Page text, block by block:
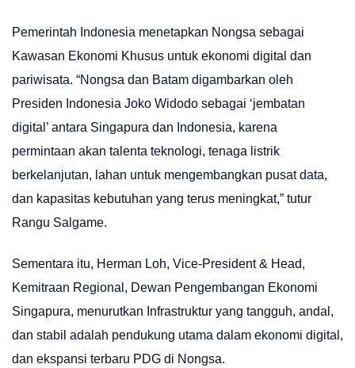
Pemerintah Indonesia menetapkan Nongsa sebagai
Kawasan Ekonomi Khusus untuk ekonomi digital dan
pariwisata. “Nongsa dan Batam digambarkan oleh
Presiden Indonesia Joko Widodo sebagai ‘jembatan
digital’ antara Singapura dan Indonesia, karena
permintaan akan talenta teknologi, tenaga listrik
berkelanjutan, lahan untuk mengembangkan pusat data,
dan kapasitas kebutuhan yang terus meningkat,” tutur
Rangu Salgame.
Sementara itu, Herman Loh, Vice-President & Head,
Kemitraan Regional, Dewan Pengembangan Ekonomi
Singapura, menurutkan Infrastruktur yang tangguh, andal,
dan stabil adalah pendukung utama dalam ekonomi digital,
dan ekspansi terbaru PDG di Nongsa.